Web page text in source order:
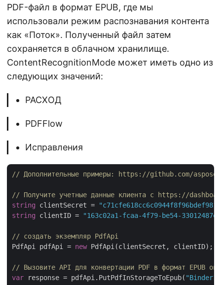
PDF-файл в формат EPUB, где мы
использовали режим распознавания контента
как «Поток». Полученный файл затем
сохраняется в облачном хранилище.
ContentRecognitionMode может иметь одно из
следующих значений:
РАСХОД
PDFFlow
Исправления
// Дополнительные примеры: https://github.com/
// Получите учетные данные клиента с https://
string clientSecret =
string clientID = "163c02a1-fcaa-4f79-be54-
// создать экземпляр PdfApi
PdfApi pdfApi = new PdfApi(clientSecret, clientID);
// Вызовите API для конвертации PDF в формат EPUB
var response = pdfApi.PutPdfInStorageToEpub(